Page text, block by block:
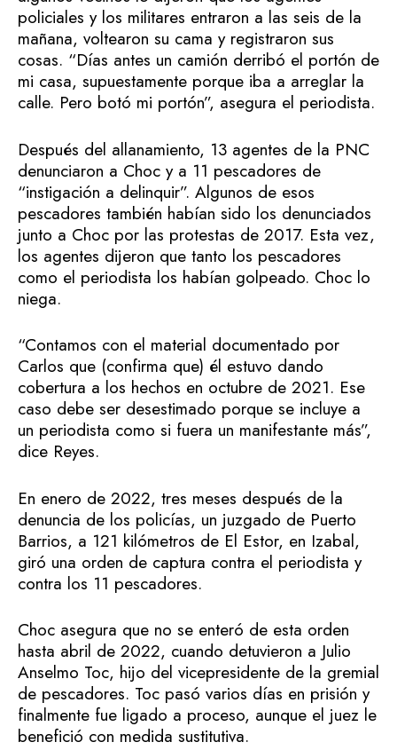
policiales y los militares entraron a las seis de la
mañana, voltearon su cama y registraron sus
cosas. “Días antes un camión derribó el portón de
mi casa, supuestamente porque iba a arreglar la
calle. Pero botó mi portón”, asegura el periodista.
Después del allanamiento, 13 agentes de la PNC
denunciaron a Choc y a 11 pescadores de
“instigación a delinquir”. Algunos de esos
pescadores también habían sido los denunciados
junto a Choc por las protestas de 2017. Esta vez,
los agentes dijeron que tanto los pescadores
como el periodista los habían golpeado. Choc lo
niega.
“Contamos con el material documentado por
Carlos que (confirma que) él estuvo dando
cobertura a los hechos en octubre de 2021. Ese
caso debe ser desestimado porque se incluye a
un periodista como si fuera un manifestante más”,
dice Reyes.
En enero de 2022, tres meses después de la
denuncia de los policías, un juzgado de Puerto
Barrios, a 121 kilómetros de El Estor, en Izabal,
giró una orden de captura contra el periodista y
contra los 11 pescadores.
Choc asegura que no se enteró de esta orden
hasta abril de 2022, cuando detuvieron a Julio
Anselmo Toc, hijo del vicepresidente de la gremial
de pescadores. Toc pasó varios días en prisión y
finalmente fue ligado a proceso, aunque el juez le
benefició con medida sustitutiva.